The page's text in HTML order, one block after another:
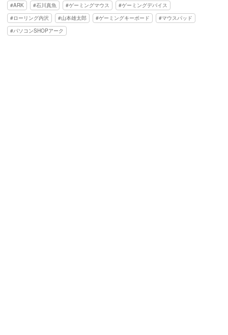
ARK 石川真魚 ゲーミングマウス
ゲーミングデバイス
ローリング内沢
山本雄太郎 ゲーミングキーボード
マウスパッド
パソコンSHOPアーク